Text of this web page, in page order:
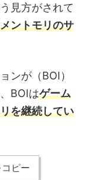
見方がされて
ントモリのサ
ンが（BOI）
BOIはゲーム
を継続してい
ピー